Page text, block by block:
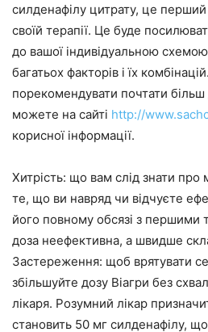
силденафілу цитрату, це
своїй терапії. Це буде
до вашої індивідуальною
багатьох факторів і їх
порекомендувати почтати більш
можете на сайті http://
корисної інформації.
Хитрість: що вам слід знати про
те, що ви навряд чи відчуєте
його повному обсязі з
доза неефективна, а швидше
Застереження: щоб врятувати
збільшуйте дозу Віагри без
лікаря. Розумний лікар
становить 50 мг силденафілу,